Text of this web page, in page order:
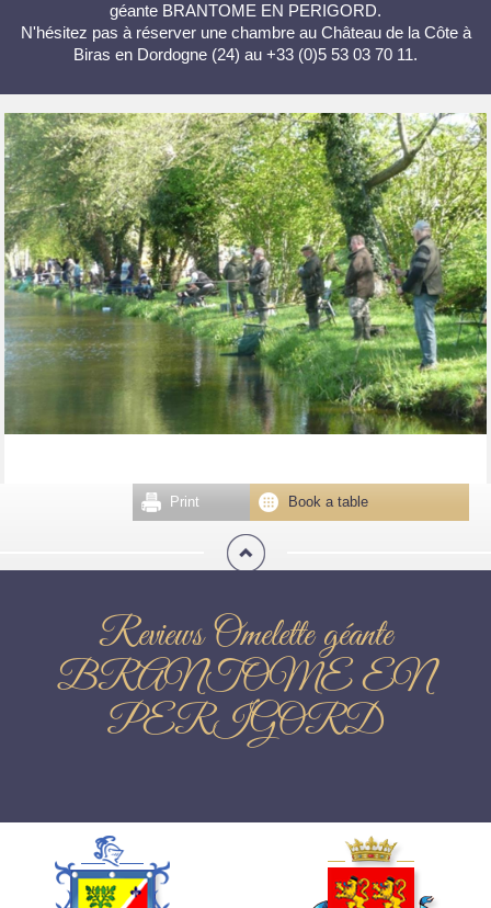
géante BRANTOME EN PERIGORD.
N'hésitez pas à réserver une chambre au Château de la Côte à
Biras en Dordogne (24) au +33 (0)5 53 03 70 11.
Book a table
Print
Reviews Omelette géante
BRANTOME EN
PERIGORD